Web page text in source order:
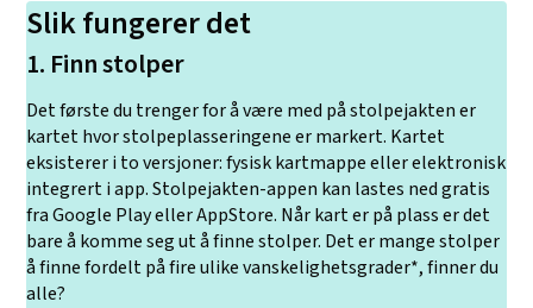
Slik fungerer det
1. Finn stolper
Det første du trenger for å være med på stolpejakten er
kartet hvor stolpeplasseringene er markert. Kartet
eksisterer i to versjoner: fysisk kartmappe eller elektronisk
integrert i app. Stolpejakten-appen kan lastes ned gratis
fra Google Play eller AppStore. Når kart er på plass er det
bare å komme seg ut å finne stolper. Det er mange stolper
å finne fordelt på fire ulike vanskelighetsgrader*, finner du
alle?